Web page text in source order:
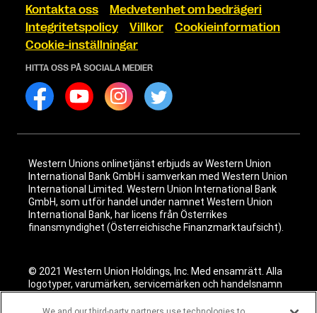
Kontakta oss
Medvetenhet om bedrägeri
Integritetspolicy
Villkor
Cookieinformation
Cookie-inställningar
HITTA OSS PÅ SOCIALA MEDIER
Western Unions onlinetjänst erbjuds av Western Union
International Bank GmbH i samverkan med Western Union
International Limited. Western Union International Bank
GmbH, som utför handel under namnet Western Union
International Bank, har licens från Österrikes
finansmyndighet (Österreichische Finanzmarktaufsicht).
© 2021 Western Union Holdings, Inc. Med ensamrätt. Alla
logotyper, varumärken, servicemärken och handelsnamn
som nämns i detta material tillhör respektive ägare.